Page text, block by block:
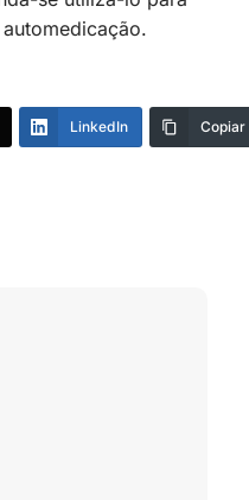
LinkedIn Copiar